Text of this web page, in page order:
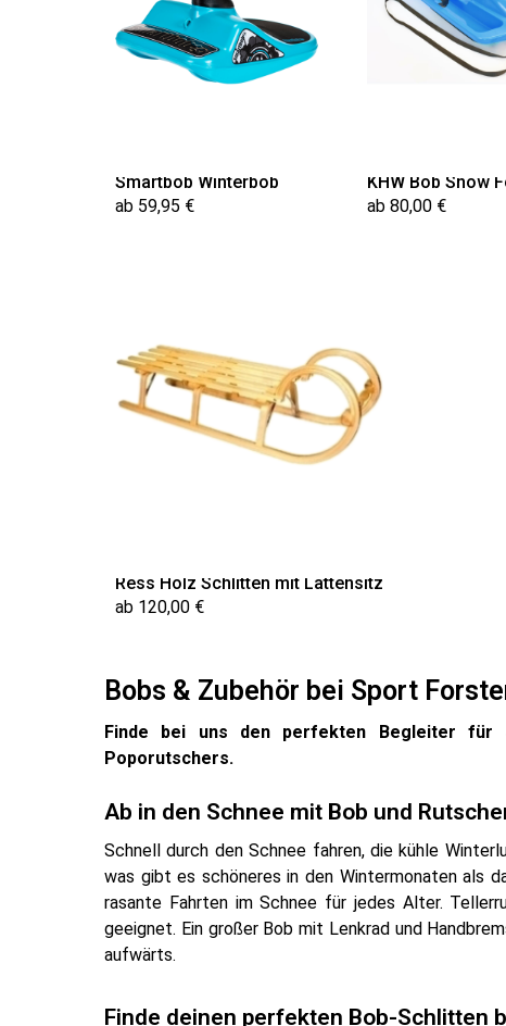
Smartbob Winterbob
ab 59,95 €
KHW Bob Snow
ab 80,00 €
Ress Holz Schlitten mit Lattensitz
ab 120,00 €
Bobs & Zubehör bei Sport
Finde bei uns den perfekten Begleiter für
Poporutschers.
Ab in den Schnee mit Bob und
Schnell durch den Schnee fahren, die kühle
was gibt es schöneres in den Wintermonaten als
rasante Fahrten im Schnee für jedes Alter.
geeignet. Ein großer Bob mit Lenkrad und
aufwärts.
Finde deinen perfekten Bob-Schlitten